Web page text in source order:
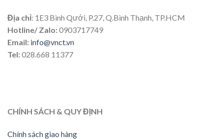
Địa chỉ: 1E3 Bình Qưới, P.27, Q.Bình Thạnh, TP.HCM
Hotline/ Zalo:0903717749
Email: info@vnct.vn
Tel:028.668 11377
CHÍNH SÁCH & QUY ĐỊNH
Chính sách giao hàng